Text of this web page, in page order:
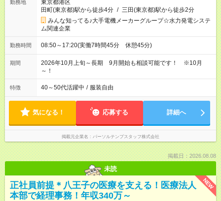
勤務地
東京都港区
田町(東京都)駅から徒歩4分 / 三田(東京都)駅から徒歩2分
みんな知ってる♪大手電機メーカーグループ☆水力発電システ
ム関連企業
勤務時間 08:50～17:20(実働7時間45分 休憩45分)
期間
2026年10月上旬～長期 9月開始も相談可能です！ ※10月
～！
特徴 40～50代活躍中 / 服装自由
気になる！ 応募する 詳細へ
掲載元企業名 パーソルテンプスタッフ株式会社
掲載日：2026.08.08
未読
NEW
正社員前提＊八王子の医療を支える！医療法人
本部で経理事務！年収340万～